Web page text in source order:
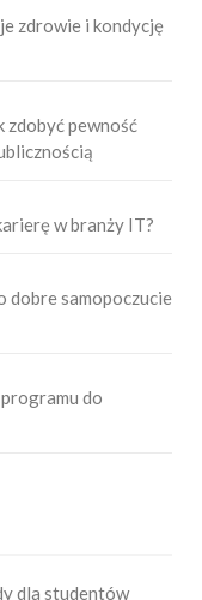
zdrowie i kondycję
zdobyć pewność
w branży IT?
dobre samopoczucie
do
dla studentów